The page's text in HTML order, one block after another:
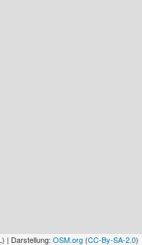
) | Darstellung: OSM.org (CC-By-SA-2.0)